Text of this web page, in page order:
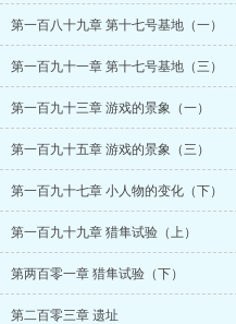
第一百八十九章 第十七号基地（一）
第一百九十一章 第十七号基地（三）
第一百九十三章 游戏的景象（一）
第一百九十五章 游戏的景象（三）
第一百九十七章 小人物的变化（下）
第一百九十九章 猎隼试验（上）
第两百零一章 猎隼试验（下）
第二百零三章 遗址